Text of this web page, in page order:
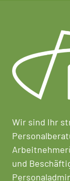
Wir sind Ihr
und